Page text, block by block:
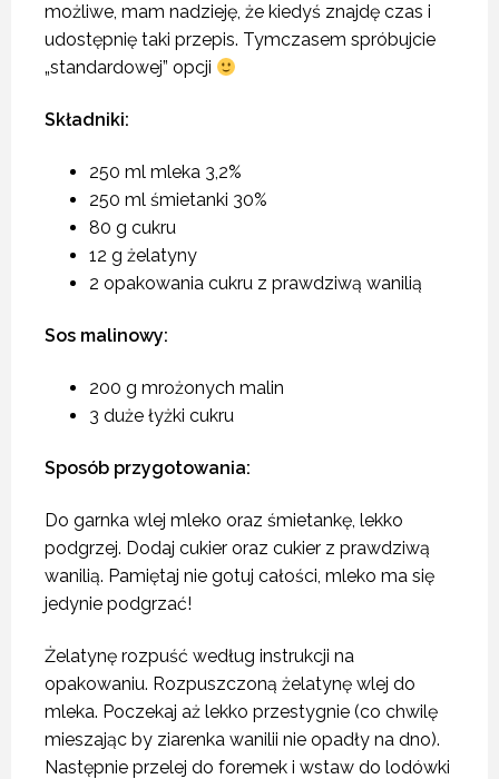
możliwe, mam nadzieję, że kiedyś znajdę czas i
udostępnię taki przepis. Tymczasem spróbujcie
„standardowej” opcji
Składniki:
250 ml mleka 3,2%
250 ml śmietanki 30%
80 g cukru
12 g żelatyny
2 opakowania cukru z prawdziwą wanilią
Sos malinowy:
200 g mrożonych malin
3 duże łyżki cukru
Sposób przygotowania:
Do garnka wlej mleko oraz śmietankę, lekko
podgrzej. Dodaj cukier oraz cukier z prawdziwą
wanilią. Pamiętaj nie gotuj całości, mleko ma się
jedynie podgrzać!
Żelatynę rozpuść według instrukcji na
opakowaniu. Rozpuszczoną żelatynę wlej do
mleka. Poczekaj aż lekko przestygnie (co chwilę
mieszając by ziarenka wanilii nie opadły na dno).
Następnie przelej do foremek i wstaw do lodówki